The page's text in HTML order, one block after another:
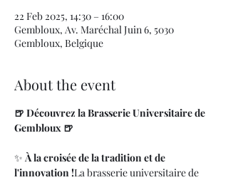
22 Feb 2025, 14:30 – 16:00
Gembloux, Av. Maréchal Juin 6, 5030
Gembloux, Belgique
About the event
🍺 Découvrez la Brasserie Universitaire de
Gembloux 🍺
✨ À la croisée de la tradition et de
l'innovation !La brasserie universitaire de